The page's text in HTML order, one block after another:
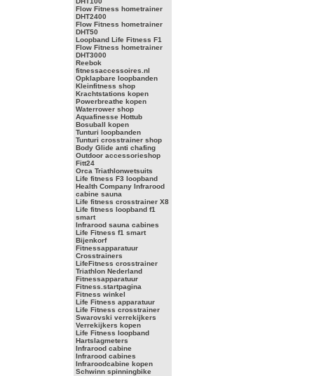
Flow Fitness hometrainer
DHT2400
Flow Fitness hometrainer
DHT50
Loopband Life Fitness F1
Flow Fitness hometrainer
DHT3000
Reebok
fitnessaccessoires.nl
Opklapbare loopbanden
Kleinfitness shop
Krachtstations kopen
Powerbreathe kopen
Waterrower shop
Aquafinesse Hottub
Bosuball kopen
Tunturi loopbanden
Tunturi crosstrainer shop
Body Glide anti chafing
Outdoor accessorieshop
Fitt24
Orca Triathlonwetsuits
Life fitness F3 loopband
Health Company Infrarood
cabine sauna
Life fitness crosstrainer X8
Life fitness loopband f1
smart
Infrarood sauna cabines
Life Fitness f1 smart
Bijenkorf
Fitnessapparatuur
Crosstrainers
LifeFitness crosstrainer
Triathlon Nederland
Fitnessapparatuur
Fitness.startpagina
Fitness winkel
Life Fitness apparatuur
Life Fitness crosstrainer
Swarovski verrekijkers
Verrekijkers kopen
Life Fitness loopband
Hartslagmeters
Infrarood cabine
Infrarood cabines
Infraroodcabine kopen
Schwinn spinningbike